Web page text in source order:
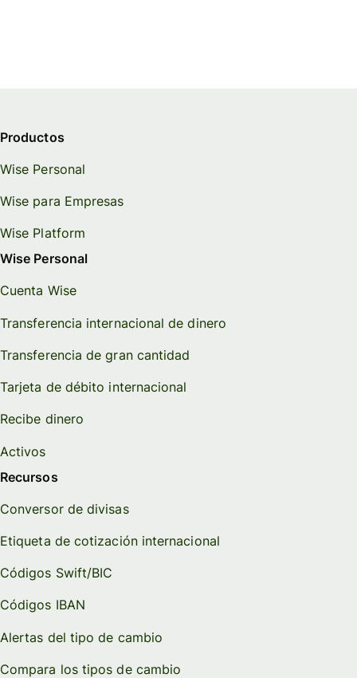
Productos
Wise Personal
Wise para Empresas
Wise Platform
Wise Personal
Cuenta Wise
Transferencia internacional de dinero
Transferencia de gran cantidad
Tarjeta de débito internacional
Recibe dinero
Activos
Recursos
Conversor de divisas
Etiqueta de cotización internacional
Códigos Swift/BIC
Códigos IBAN
Alertas del tipo de cambio
Compara los tipos de cambio